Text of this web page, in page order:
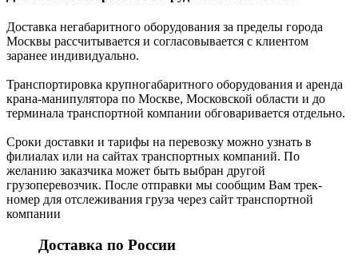
Доставка негабаритного оборудования за пределы города
Москвы рассчитывается и согласовывается с клиентом
заранее индивидуально.
Транспортировка крупногабаритного оборудования и аренда
крана-манипулятора по Москве, Московской области и до
терминала транспортной компании обговаривается отдельно.
Сроки доставки и тарифы на перевозку можно узнать в
филиалах или на сайтах транспортных компаний. По
желанию заказчика может быть выбран другой
грузоперевозчик. После отправки мы сообщим Вам трек-
номер для отслеживания груза через сайт транспортной
компании
Доставка по России